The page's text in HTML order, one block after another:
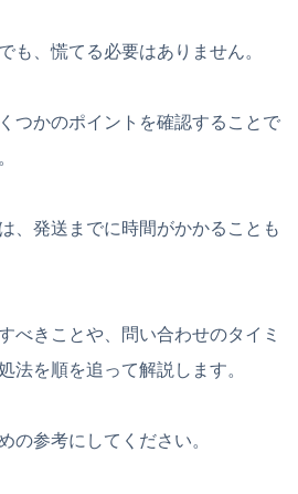
も、慌てる必要はありません。
つかのポイントを確認することで
、発送までに時間がかかることも
べきことや、問い合わせのタイミ
法を順を追って解説します。
の参考にしてください。